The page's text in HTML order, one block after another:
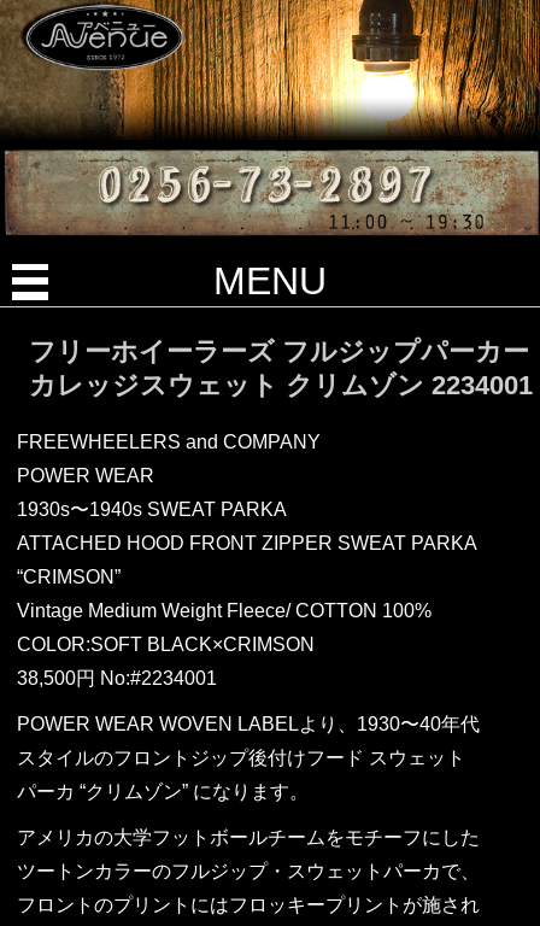
MENU
フリーホイーラーズ フルジップパーカー
カレッジスウェット クリムゾン 2234001
FREEWHEELERS and COMPANY
POWER WEAR
1930s〜1940s SWEAT PARKA
ATTACHED HOOD FRONT ZIPPER SWEAT PARKA
“CRIMSON”
Vintage Medium Weight Fleece/ COTTON 100%
COLOR:SOFT BLACK×CRIMSON
38,500円 No:#2234001
POWER WEAR WOVEN LABELより、1930〜40年代
スタイルのフロントジップ後付けフード スウェット
パーカ “クリムゾン” になります。
アメリカの大学フットボールチームをモチーフにした
ツートンカラーのフルジップ・スウェットパーカで、
フロントのプリントにはフロッキープリントが施され